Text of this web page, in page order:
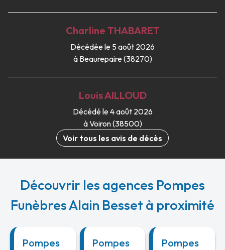
Charline THABARET
Décédée le 5 août 2026
à Beaurepaire (38270)
LouisAILLOUD
Décédé le 4 août 2026
à Voiron (38500)
Voir tous les avis de décès
Découvrir les agences Pompes
Funèbres Alain Besset à proximité
Pompes
Pompes
Pompes